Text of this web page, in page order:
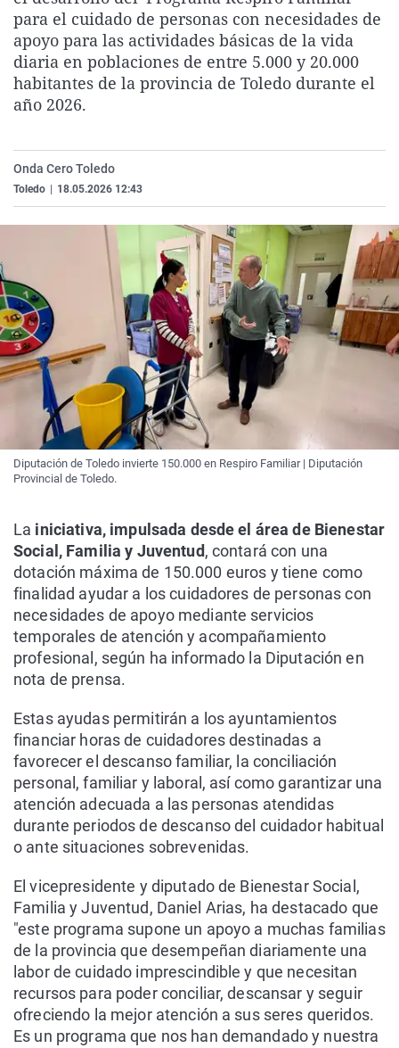
La rosa de los vientos
Gente viajera
Como el perro y el
Caso
Retornados
Equipo de
Extremadura
Galicia
La Rioja
Virales
Televisión
Elecciones
para el cuidado de personas con necesidades de
apoyo para las actividades básicas de la vida
diaria en poblaciones de entre 5.000 y 20.000
habitantes de la provincia de Toledo durante el
año 2026.
Onda Cero Toledo
Toledo 18.05.2026 12:43
Diputación de Toledo invierte 150.000 en Respiro Familiar | Diputación
Provincial de Toledo.
La iniciativa, impulsada desde el área de Bienestar
Social, Familia y Juventud, contará con una
dotación máxima de 150.000 euros y tiene como
finalidad ayudar a los cuidadores de personas con
necesidades de apoyo mediante servicios
temporales de atención y acompañamiento
profesional, según ha informado la Diputación en
nota de prensa.
Estas ayudas permitirán a los ayuntamientos
financiar horas de cuidadores destinadas a
favorecer el descanso familiar, la conciliación
personal, familiar y laboral, así como garantizar una
atención adecuada a las personas atendidas
durante periodos de descanso del cuidador habitual
o ante situaciones sobrevenidas.
El vicepresidente y diputado de Bienestar Social,
Familia y Juventud, Daniel Arias, ha destacado que
"este programa supone un apoyo a muchas familias
de la provincia que desempeñan diariamente una
labor de cuidado imprescindible y que necesitan
recursos para poder conciliar, descansar y seguir
ofreciendo la mejor atención a sus seres queridos.
Es un programa que nos han demandado y nuestra